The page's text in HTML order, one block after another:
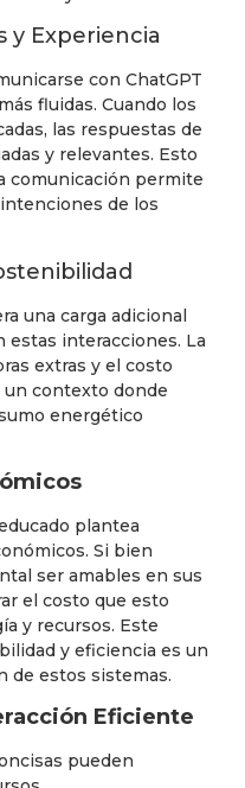
y Experiencia
con ChatGPT
fluidas. Cuando los
las respuestas de
y relevantes. Esto
comunicación permite
de los
una carga adicional
estas interacciones. La
extras y el costo
contexto donde
energético
plantea
Si bien
ser amables en sus
el costo que esto
y recursos. Este
y eficiencia es un
de estos sistemas.
Eficiente
pueden